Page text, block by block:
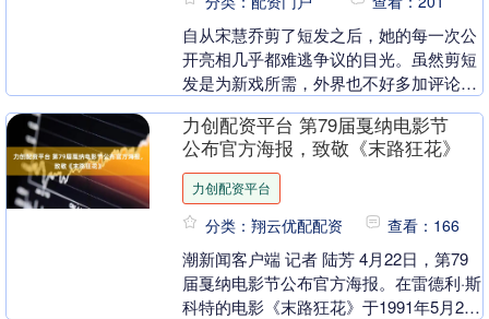
自从宋慧乔剪了短发之后，她的每一次公
开亮相几乎都难逃争议的目光。虽然剪短
发是为新戏所需，外界也不好多加评论，
没有恢复到以前的....
力创配资平台 第79届戛纳电影节
公布官方海报，致敬《末路狂花》
力创配资平台
分类：翔云优配配资 查看：166
潮新闻客户端 记者 陆芳 4月22日，第79
届戛纳电影节公布官方海报。在雷德利·斯
科特的电影《末路狂花》于1991年5月20